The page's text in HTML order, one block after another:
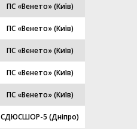
ПС «Венето» (Київ)
ПС «Венето» (Київ)
ПС «Венето» (Київ)
ПС «Венето» (Київ)
ПС «Венето» (Київ)
СДЮСШОР-5 (Дніпро)